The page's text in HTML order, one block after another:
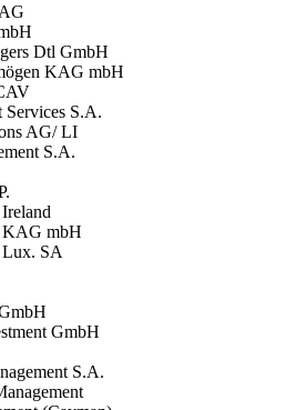
Dtl GmbH
KAG mbH
Services S.A.
AG/ LI
S.A.
KAG mbH
SA
GmbH
S.A.